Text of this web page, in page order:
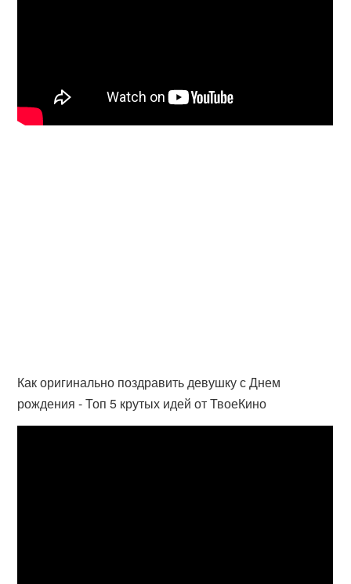
Как оригинально поздравить девушку с Днем
рождения - Топ 5 крутых идей от ТвоеКино